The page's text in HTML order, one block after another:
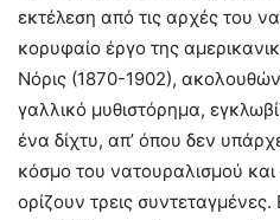
εκτέλεση από τις αρχές του
κορυφαίο έργο της
Νόρις (1870-1902),
γαλλικό μυθιστόρημα,
ένα δίχτυ, απ’ όπου δεν
κόσμο του νατουραλισμού
ορίζουν τρεις συντεταγμένες.